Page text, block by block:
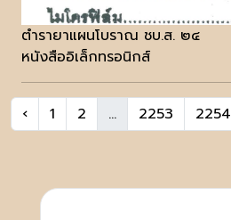
ตำรายาแผนโบราณ ชบ.ส. ๒๔
หนังสืออิเล็กทรอนิกส์
‹ 1 2 ... 2253 2254